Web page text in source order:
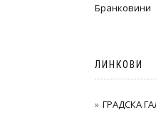
Бранковини
ЛИНКОВИ
ГРАДСКА